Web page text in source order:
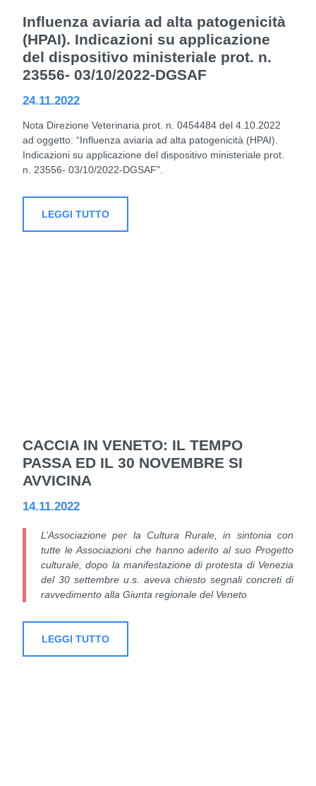
Influenza aviaria ad alta patogenicità
(HPAI). Indicazioni su applicazione
del dispositivo ministeriale prot. n.
23556- 03/10/2022-DGSAF
24.11.2022
Nota Direzione Veterinaria prot. n. 0454484 del 4.10.2022
ad oggetto: “Influenza aviaria ad alta patogenicità (HPAI).
Indicazioni su applicazione del dispositivo ministeriale prot.
n. 23556- 03/10/2022-DGSAF".
LEGGI TUTTO
CACCIA IN VENETO: IL TEMPO
PASSA ED IL 30 NOVEMBRE SI
AVVICINA
14.11.2022
L’Associazione per la Cultura Rurale, in sintonia con
tutte le Associazioni che hanno aderito al suo Progetto
culturale, dopo la manifestazione di protesta di Venezia
del 30 settembre u.s. aveva chiesto segnali concreti di
ravvedimento alla Giunta regionale del Veneto
LEGGI TUTTO